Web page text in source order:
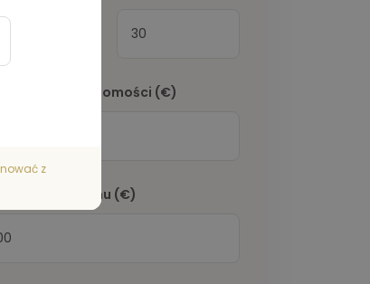
z
od nieruchomości (€)
domu (€)